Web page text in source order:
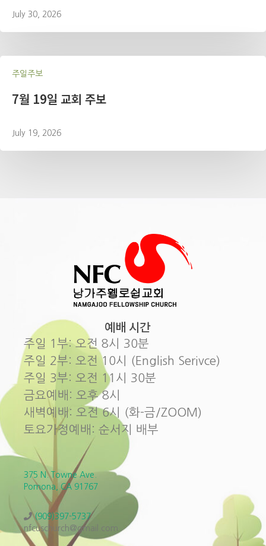
July 30, 2026
주일주보
7월 19일 교회 주보
July 19, 2026
예배 시간
주일 1부: 오전 8시 30분
주일 2부: 오전 10시 (English Serivce)
주일 3부: 오전 11시 30분
금요예배: 오후 8시
새벽예배: 오전 6시 (화-금/ZOOM)
토요가정예배: 순서지 배부
375 N. Towne Ave.
Pomona, CA 91767
(909)397-5737
nfcuschurch@gmail.com